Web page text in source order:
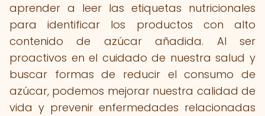
aprender a leer las etiquetas nutricionales
para identificar los productos con alto
contenido de azúcar añadida. Al ser
proactivos en el cuidado de nuestra salud y
buscar formas de reducir el consumo de
azúcar, podemos mejorar nuestra calidad de
vida y prevenir enfermedades relacionadas